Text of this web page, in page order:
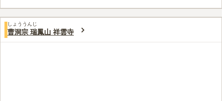
口コミ評価
この霊園はまだ誰からも評価されていません。
しょううんじ
曹洞宗 瑞鳳山 祥雲寺